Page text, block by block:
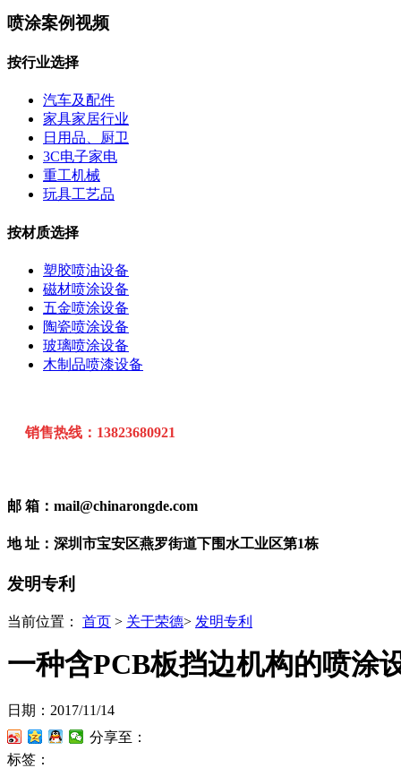
喷涂案例视频
按行业选择
汽车及配件
家具家居行业
日用品、厨卫
3C电子家电
重工机械
玩具工艺品
按材质选择
塑胶喷油设备
磁材喷涂设备
五金喷涂设备
陶瓷喷涂设备
玻璃喷涂设备
木制品喷漆设备
销售热线：13823680921
邮 箱：mail@chinarongde.com
地 址：深圳市宝安区燕罗街道下围水工业区第1栋
发明专利
当前位置： 首页 > 关于荣德> 发明专利
一种含PCB板挡边机构的喷涂
日期：2017/11/14
分享至：
标签：